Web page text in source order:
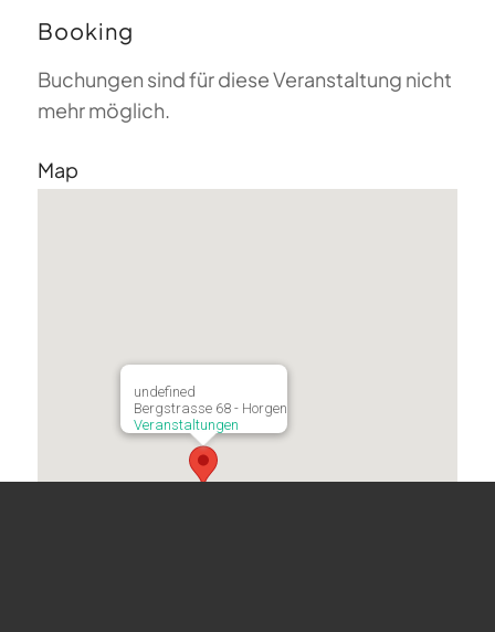
Booking
Buchungen sind für diese Veranstaltung nicht
mehr möglich.
Map
undefined
Bergstrasse 68 - Horgen
Veranstaltungen